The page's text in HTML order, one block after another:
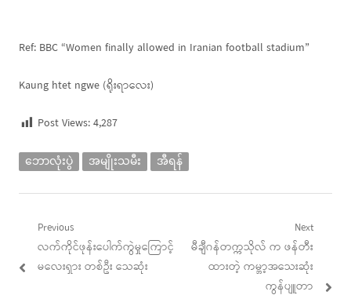
Ref: BBC “Women finally allowed in Iranian football stadium”
Kaung htet ngwe (ရိုးရာလေး)
Post Views:4,287
ဘောလုံးပွဲ အမျိုးသမီး အီရန်
Post
navigation
Previous
Previous
post:
လက်ကိုင်ဖုန်းပေါက်ကွဲမှုကြောင့်
မလေးရှား တစ်ဦး သေဆုံး
Next
Next
post:
မီချီဂန်တက္ကသိုလ် က ဖန်တီး
ထားတဲ့ ကမ္ဘာ့အသေးဆုံး
ကွန်ပျူတာ